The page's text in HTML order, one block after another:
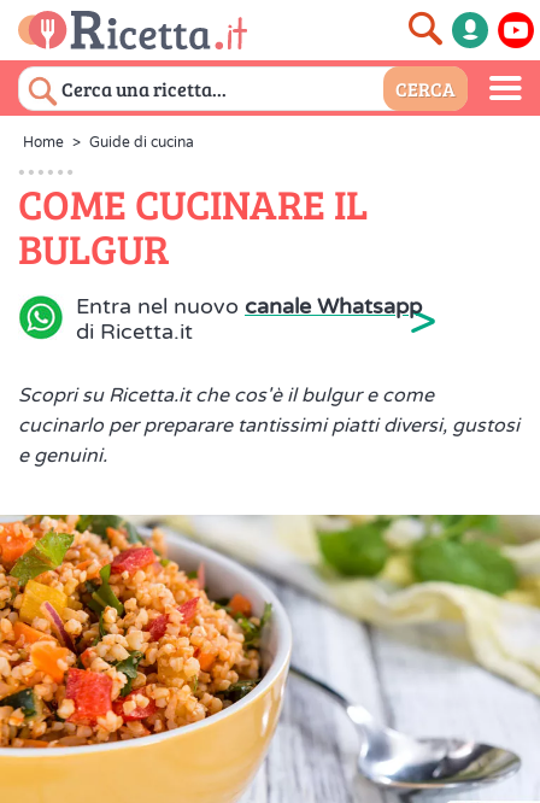
Home > Guide di cucina
COME CUCINARE IL
BULGUR
Entra nel nuovo canale Whatsapp
di Ricetta.it
>
Scopri su Ricetta.it che cos'è il bulgur e come
cucinarlo per preparare tantissimi piatti diversi, gustosi
e genuini.